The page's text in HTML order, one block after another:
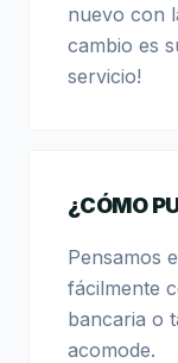
nuevo con
cambio es
servicio!
¿CÓMO
Pensamos
fácilmente
bancaria o
acomode.